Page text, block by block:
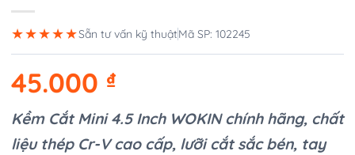
★★★★★Sẵn tư vấn kỹ thuậtMã SP: 102245
45.000 ₫
Kềm Cắt Mini 4.5 Inch WOKIN chính hãng, chất
liệu thép Cr-V cao cấp, lưỡi cắt sắc bén, tay